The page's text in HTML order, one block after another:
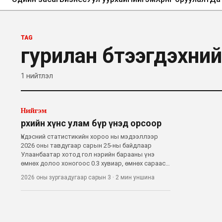
TAG
гурилан
1 нийтлэл
Нийгэм
Өрхийн хүнс улам бүр үнэд орсоор
Үндэсний статистикийн хороо ны мэдээллээр
2026 оны тавдугаар сарын 25-ны байдлаар
Улаанбаатар хотод гол нэрийн барааны үнэ
өмнөх долоо хоногоос 0.3 хувиар, өмнөх сараас
бүтээгдэхүүний дөрөвдүгээр сарын дундаж
үнийг өнгөрсөн жилийн мөн үетэй харьцуулахад
2026 оны зургаадугаар сарын 3 · 2 мин уншина